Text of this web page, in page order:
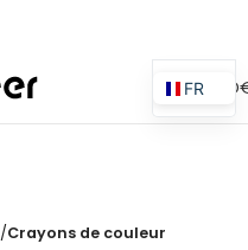
0,00
Crayons de couleur
FR
ES